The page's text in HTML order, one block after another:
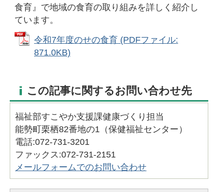
食育』で地域の食育の取り組みを詳しく紹介し
ています。
令和7年度のせの食育 (PDFファイル:
871.0KB)
この記事に関するお問い合わせ先
福祉部すこやか支援課健康づくり担当
能勢町栗栖82番地の1（保健福祉センター）
電話:072-731-3201
ファックス:072-731-2151
メールフォームでのお問い合わせ